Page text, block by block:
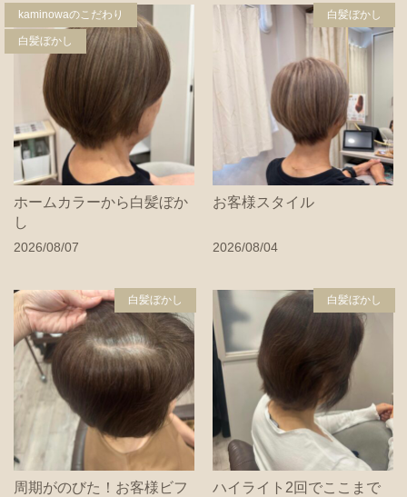
kaminowaのこだわり
白髪ぼかし
ホームカラーから白髪ぼか
し
2026/08/07
白髪ぼかし
お客様スタイル
2026/08/04
白髪ぼかし
周期がのびた！お客様ビフ
白髪ぼかし
ハイライト2回でここまで